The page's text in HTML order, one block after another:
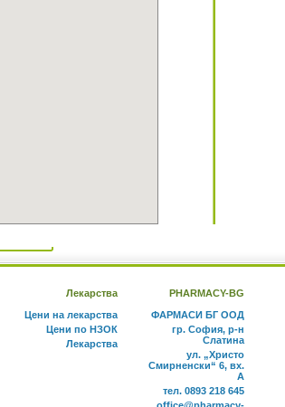
Лекарства
Цени на лекарства
Цени по НЗОК
Лекарства
PHARMACY-BG
ФАРМАСИ БГ ООД
гр. София, р-н
Слатина
ул. „Христо
Смирненски“ 6, вх.
А
тел. 0893 218 645